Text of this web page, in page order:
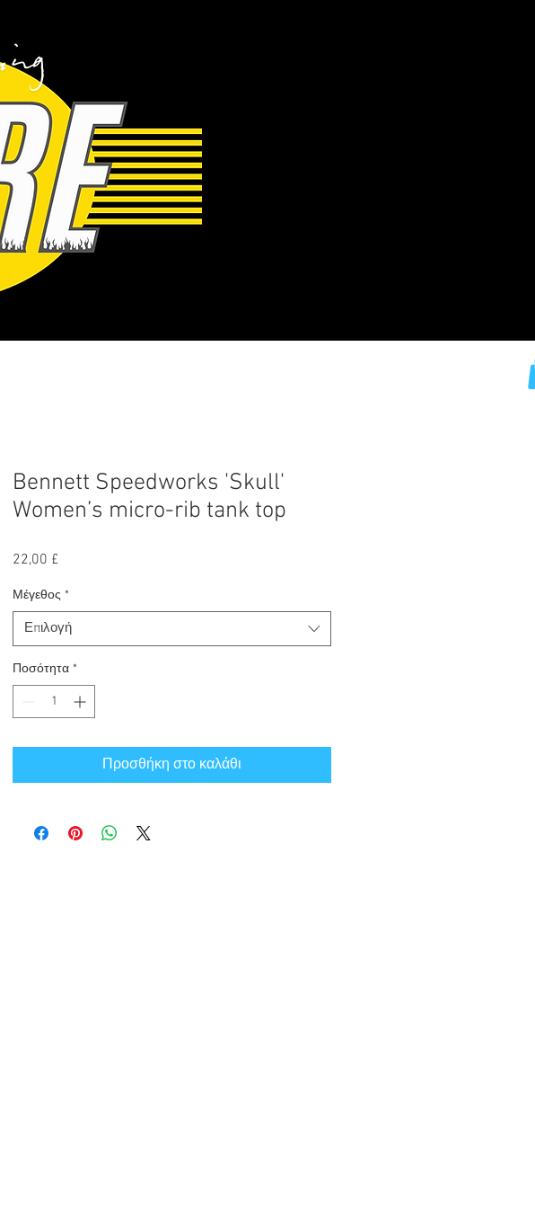
Bennett Speedworks 'Skull'
Women’s micro-rib tank top
22,00 £
Μέγεθος *
Επιλογή
Ποσότητα *
Προσθήκη στο καλάθι